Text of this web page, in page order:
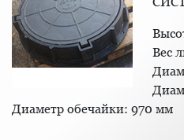
Вес
Диаметр обечайки: 970 мм